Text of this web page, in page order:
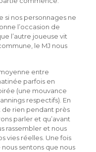
si nos personnages ne
l’occasion de
l’autre joueuse vit
le MJ nous
entre
parfois en
(une mouvance
respectifs). En
rien pendant près
parler et qu’avant
rassembler et nous
vies réelles. Une fois
sentons que nous